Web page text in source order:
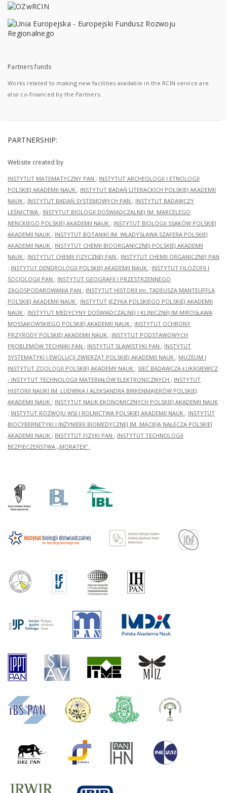
Partners funds
Works related to making new facilities available in the RCIN service are
also co-financed by the Partners.
PARTNERSHIP:
Website created by
INSTYTUT MATEMATYCZNY PAN ; INSTYTUT ARCHEOLOGII I ETNOLOGII
POLSKIEJ AKADEMII NAUK ; INSTYTUT BADAŃ LITERACKICH POLSKIEJ AKADEMII
NAUK ; INSTYTUT BADAŃ SYSTEMOWYCH PAN ; INSTYTUT BADAWCZY
LEŚNICTWA ; INSTYTUT BIOLOGII DOŚWIADCZALNEJ IM. MARCELEGO
NENCKIEGO POLSKIEJ AKADEMII NAUK ; INSTYTUT BIOLOGII SSAKÓW POLSKIEJ
AKADEMII NAUK ; INSTYTUT BOTANIKI IM. WŁADYSŁAWA SZAFERA POLSKIEJ
AKADEMII NAUK ; INSTYTUT CHEMII BIOORGANICZNEJ POLSKIEJ AKADEMII
NAUK ; INSTYTUT CHEMII FIZYCZNEJ PAN ; INSTYTUT CHEMII ORGANICZNEJ PAN
; INSTYTUT DENDROLOGII POLSKIEJ AKADEMII NAUK ; INSTYTUT FILOZOFII I
SOCJOLOGII PAN ; INSTYTUT GEOGRAFII I PRZESTRZENNEGO
ZAGOSPODAROWANIA PAN ; INSTYTUT HISTORII im. TADEUSZA MANTEUFFLA
POLSKIEJ AKADEMII NAUK ; INSTYTUT JĘZYKA POLSKIEGO POLSKIEJ AKADEMII
NAUK ; INSTYTUT MEDYCYNY DOŚWIADCZALNEJ I KLINICZNEJ IM.MIROSŁAWA
MOSSAKOWSKIEGO POLSKIEJ AKADEMII NAUK ; INSTYTUT OCHRONY
PRZYRODY POLSKIEJ AKADEMII NAUK ; INSTYTUT PODSTAWOWYCH
PROBLEMÓW TECHNIKI PAN ; INSTYTUT SLAWISTYKI PAN ; INSTYTUT
SYSTEMATYKI I EWOLUCJI ZWIERZĄT POLSKIEJ AKADEMII NAUK ; MUZEUM I
INSTYTUT ZOOLOGII POLSKIEJ AKADEMII NAUK ; SIEĆ BADAWCZA ŁUKASIEWICZ
- INSTYTUT TECHNOLOGII MATERIAŁÓW ELEKTRONICZNYCH ; INSTYTUT
HISTORII NAUKI IM. LUDWIKA I ALEKSANDRA BIRKENMAJERÓW POLSKIEJ
AKADEMII NAUK ; INSTYTUT NAUK EKONOMICZNYCH POLSKIEJ AKADEMII NAUK
; INSTYTUT ROZWOJU WSI I ROLNICTWA POLSKIEJ AKADEMII NAUK ; INSTYTUT
BIOCYBERNETYKI I INŻYNIERII BIOMEDYCZNEJ IM. MACIEJA NAŁĘCZA POLSKIEJ
AKADEMII NAUK ; INSTYTUT FIZYKI PAN ; INSTYTUT TECHNOLOGII
BEZPIECZEŃSTWA „MORATEX” ;